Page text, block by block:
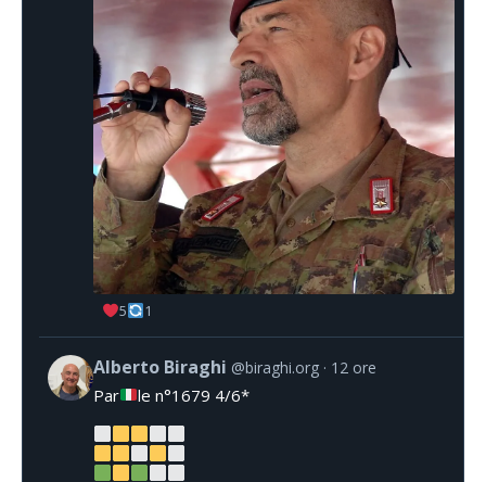
5 1
Alberto Biraghi @biraghi.org 12 ore
Par le n°1679 4/6*